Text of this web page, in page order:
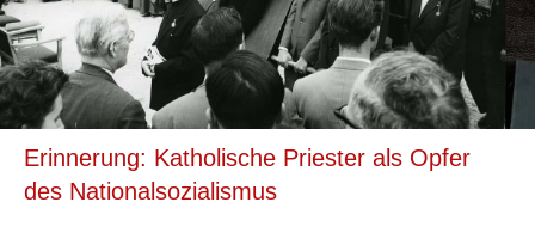
Erinnerung: Katholische Priester als Opfer
des Nationalsozialismus